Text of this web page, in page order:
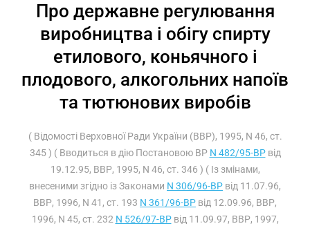
Про державне регулювання
виробництва і обігу спирту
етилового, коньячного і
плодового, алкогольних напоїв
та тютюнових виробів
( Відомості Верховної Ради України (ВВР), 1995, N 46, ст.
345 ) ( Вводиться в дію Постановою ВР N 482/95-ВРвід
19.12.95, ВВР, 1995, N 46, ст. 346 ) ( Із змінами,
внесеними згідно із Законами N 306/96-ВР від 11.07.96,
ВВР, 1996, N 41, ст. 193 N 361/96-ВР від 12.09.96, ВВР,
1996, N 45, ст. 232 N 526/97-ВРвід 11.09.97, ВВР, 1997,